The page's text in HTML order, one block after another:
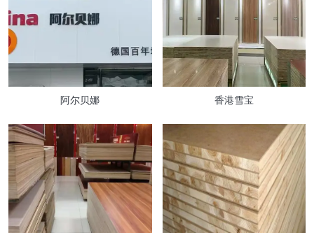
阿尔贝娜 香港雪宝